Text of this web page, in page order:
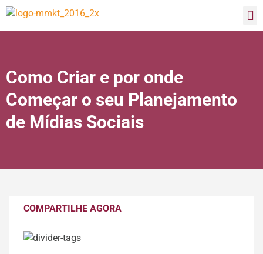
Como Criar e por onde
Começar o seu Planejamento
de Mídias Sociais
COMPARTILHE AGORA